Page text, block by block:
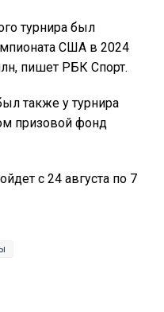
турнира был
США в 2024
пишет РБК Спорт.
также у турнира
призовой фонд
с 24 августа по 7